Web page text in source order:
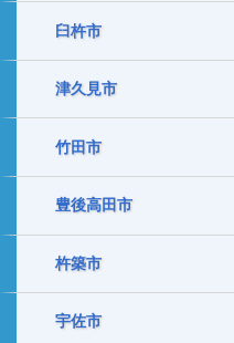
臼杵市
津久見市
竹田市
豊後高田市
杵築市
宇佐市